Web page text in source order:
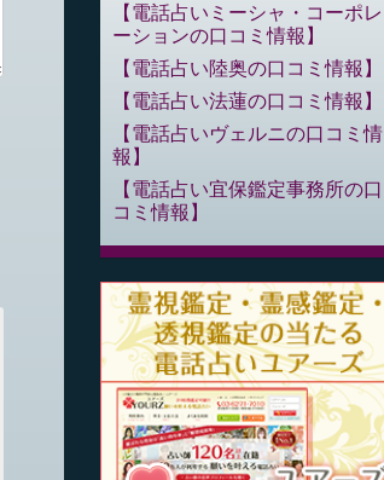
電話占いミーシャ・コーポレ
ーションの口コミ情報
電話占い陸奥の口コミ情報
電話占い法蓮の口コミ情報
電話占いヴェルニの口コミ情
報
電話占い宜保鑑定事務所の口
コミ情報